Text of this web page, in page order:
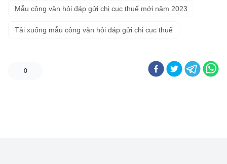
Mẫu công văn hỏi đáp gửi chi cục thuế mới năm 2023
Tải xuống mẫu công văn hỏi đáp gửi chi cục thuế
0